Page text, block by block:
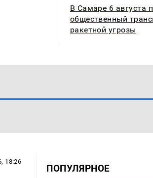
В Самаре 6 августа
общественный
ракетной угрозы
18:26
ПОПУЛЯРНОЕ